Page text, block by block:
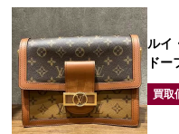
ルイ
ド
買取